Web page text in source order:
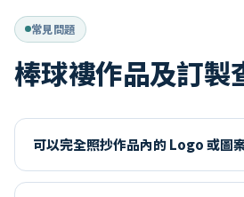
常見問題
棒球褸作品及訂製
可以完全照抄作品內的 Logo 或圖